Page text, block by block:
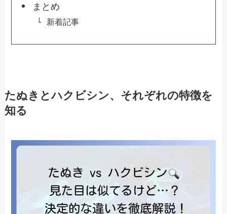
まとめ
新着記事
たぬきとハクビシン、それぞれの特徴を
知る